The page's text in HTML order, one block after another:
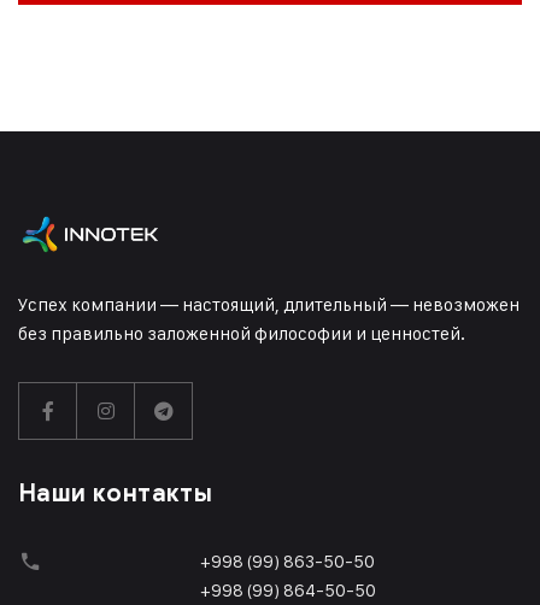
Успех компании — настоящий, длительный — невозможен
без правильно заложенной философии и ценностей.
Наши контакты
+998 (99) 863-50-50
+998 (99) 864-50-50